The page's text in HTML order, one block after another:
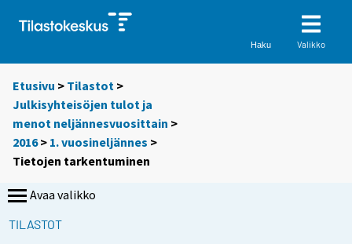
Haku Valikko
Etusivu > Tilastot >
Julkisyhteisöjen tulot ja
menot neljännesvuosittain >
2016> 1. vuosineljännes >
Tietojen tarkentuminen
Avaa valikko
TILASTOT